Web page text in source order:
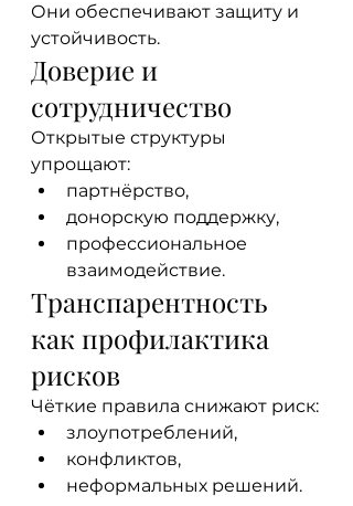
Они обеспечивают защиту и
устойчивость.
Доверие и
сотрудничество
Открытые структуры
упрощают:
партнёрство,
донорскую поддержку,
профессиональное
взаимодействие.
Транспарентность
как профилактика
рисков
Чёткие правила снижают риск:
злоупотреблений,
конфликтов,
неформальных решений.